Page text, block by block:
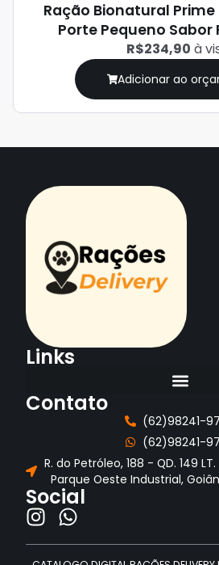
Ração Bionatural
Porte Pequeno Sabor
R$234,90 à
Adicionar ao
Links
Contato
(62)98241-
(62)98241-
R. do Petróleo, 188 - QD. 149
Parque Oeste Industrial,
Social